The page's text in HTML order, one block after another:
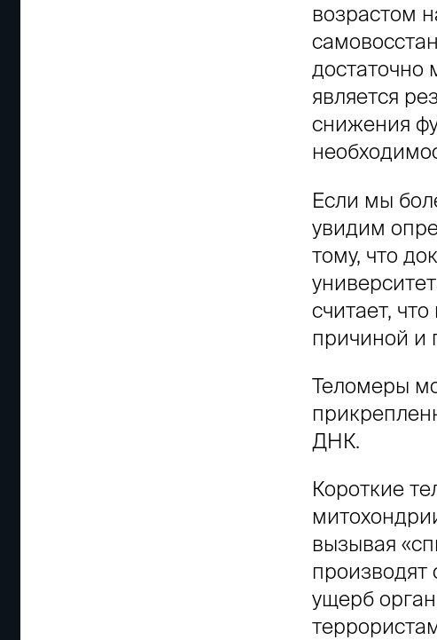
возрастом
достаточно
является
снижения
Если мы
увидим
тому, что
считает,
причиной и
Теломеры
ДНК.
Короткие
вызывая
производят
ущерб